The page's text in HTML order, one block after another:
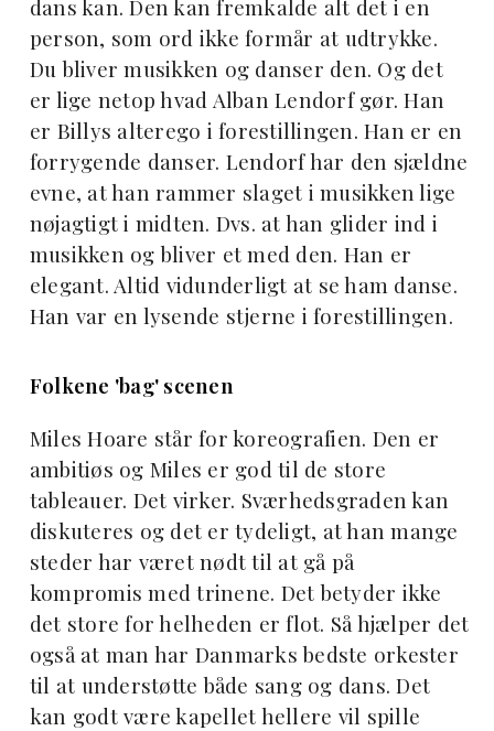
dans kan. Den kan fremkalde alt det i en
person, som ord ikke formår at udtrykke.
Du bliver musikken og danser den. Og det
er lige netop hvad Alban Lendorf gør. Han
er Billys alterego i forestillingen. Han er en
forrygende danser. Lendorf har den sjældne
evne, at han rammer slaget i musikken lige
nøjagtigt i midten. Dvs. at han glider ind i
musikken og bliver et med den. Han er
elegant. Altid vidunderligt at se ham danse.
Han var en lysende stjerne i forestillingen.
Folkene 'bag' scenen
Miles Hoare står for koreografien. Den er
ambitiøs og Miles er god til de store
tableauer. Det virker. Sværhedsgraden kan
diskuteres og det er tydeligt, at han mange
steder har været nødt til at gå på
kompromis med trinene. Det betyder ikke
det store for helheden er flot. Så hjælper det
også at man har Danmarks bedste orkester
til at understøtte både sang og dans. Det
kan godt være kapellet hellere vil spille